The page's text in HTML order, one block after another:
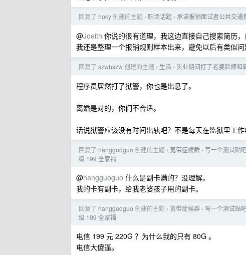
回复了 hoky创建的主题 › 职场话题 › 承诺报销面试者公共交通
@Joeith 你说的很有道理，我这边直接自己搜索简历
我还是整理一个报销规则样本出来，避免以后有类似问
回复了 szwhszw创建的主题 › 生活 › 失业期间打了老婆脸颊和
程序员居然打了狱警，你也是出息了。
离婚是对的，你们不合适。
话说狱警应该没有时间出轨吧？不是每天在监狱里工作
回复了 hangguoguo 创建的主题 › 宽带症候群 › 写一个测试贴
级 199 全家福
@hangguoguo 什么是副卡满的？没理解。
我的卡有副卡，给我老婆孩子用的副卡。
回复了 hangguoguo 创建的主题 › 宽带症候群 › 写一个测试贴
级 199 全家福
电信 199 元 220G ？为什么我的只有 80G 。
电信大傻逼。